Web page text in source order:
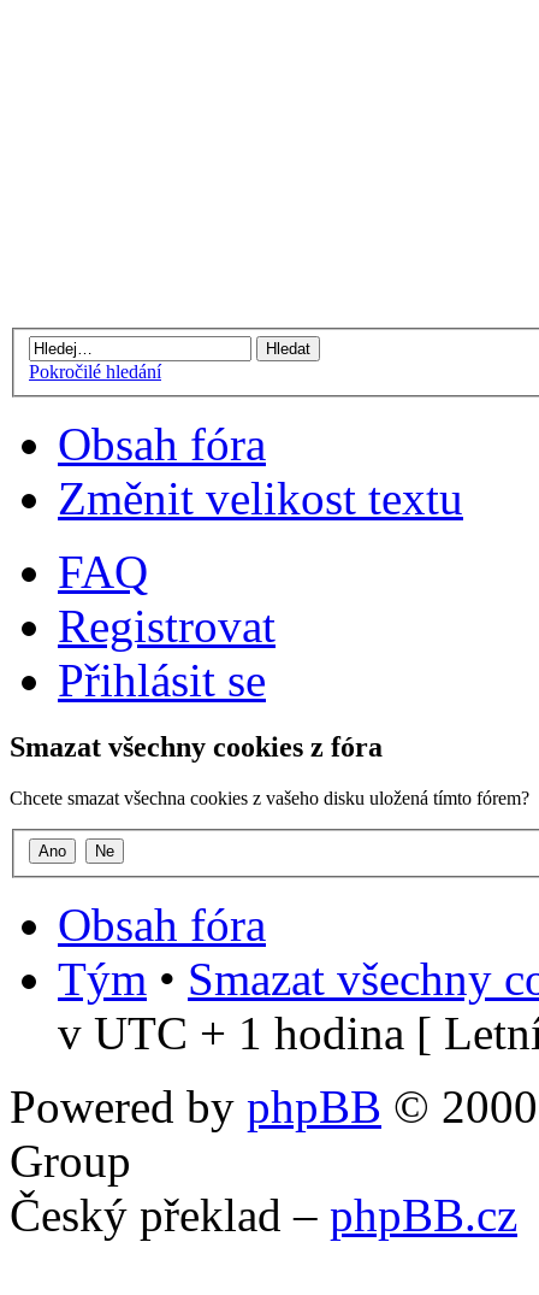
Pokročilé hledání
Obsah fóra
Změnit velikost textu
FAQ
Registrovat
Přihlásit se
Smazat všechny cookies z fóra
Chcete smazat všechna cookies z vašeho disku uložená tímto fórem?
Obsah fóra
Tým • Smazat všechny
v UTC + 1 hodina [
Powered by phpBB ©
Group
Český překlad – phpBB.cz